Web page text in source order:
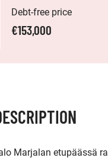
Debt-free price
€153,000
Marjalan etupäässä